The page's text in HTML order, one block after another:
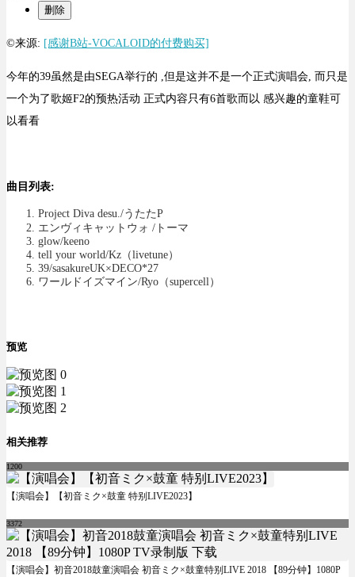
删除
©来源: [感谢B站-VOCALOID的付费购买]
今年的39虽然是由SEGA举行的 ,但是这并不是一个正式演唱会, 而只是
一个为了歌姬F2的预热活动 正式内容只有6首歌而以 感兴趣的童鞋可
以看看
曲目列表:
Project Diva desu./うたたP
エンヴィキャットウォ /トーマ
glow/keeno
tell your world/Kz（livetune）
39/sasakureUK×DECO*27
ワールドイズマイン/Ryo（supercell）
预览
相关推荐
1200
【演唱会】【初音ミク×鼓童 特别LIVE2023】
3372
【演唱会】初音2018鼓童演唱会 初音ミク×鼓童特别LIVE 2018 【89分钟】1080P